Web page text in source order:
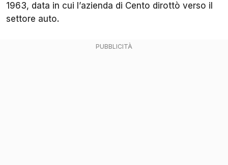
1963, data in cui l’azienda di Cento dirottò verso il
settore auto.